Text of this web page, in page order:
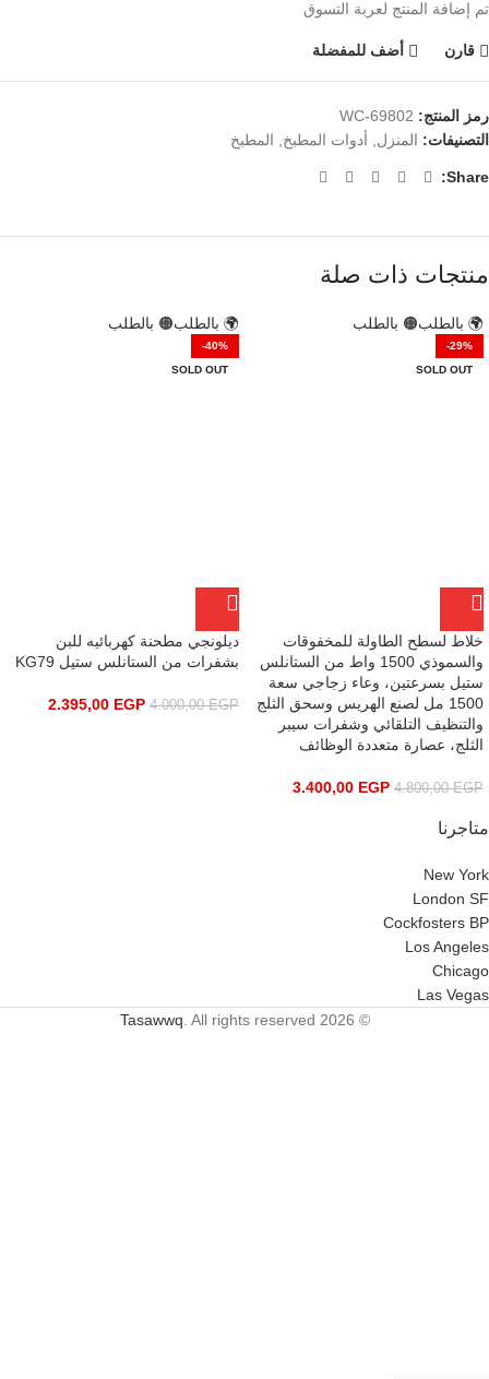
تم إضافة المنتج لعربة التسوق
قارن أضف للمفضلة
رمز المنتج: WC-69802
التصنيفات: المنزل أدوات المطبخ المطبخ
Share:
منتجات ذات صلة
🌍 بالطلب🟠 بالطلب
-29%
SOLD OUT
خلاط لسطح الطاولة للمخفوقات
والسموذي 1500 واط من الستانلس
ستيل بسرعتين، وعاء زجاجي سعة
1500 مل لصنع الهريس وسحق الثلج
والتنظيف التلقائي وشفرات سيبر
الثلج، عصارة متعددة الوظائف
4.800,00EGP
3.400,00 EGP
🌍 بالطلب🟠 بالطلب
-40%
SOLD OUT
ديلونجي مطحنة كهربائيه للبن
بشفرات من الستانلس ستيل KG79
4.000,00EGP
2.395,00 EGP
متاجرنا
New York
London SF
Cockfosters BP
Los Angeles
Chicago
Las Vegas
© 2026
Tasawwq. All rights reserved